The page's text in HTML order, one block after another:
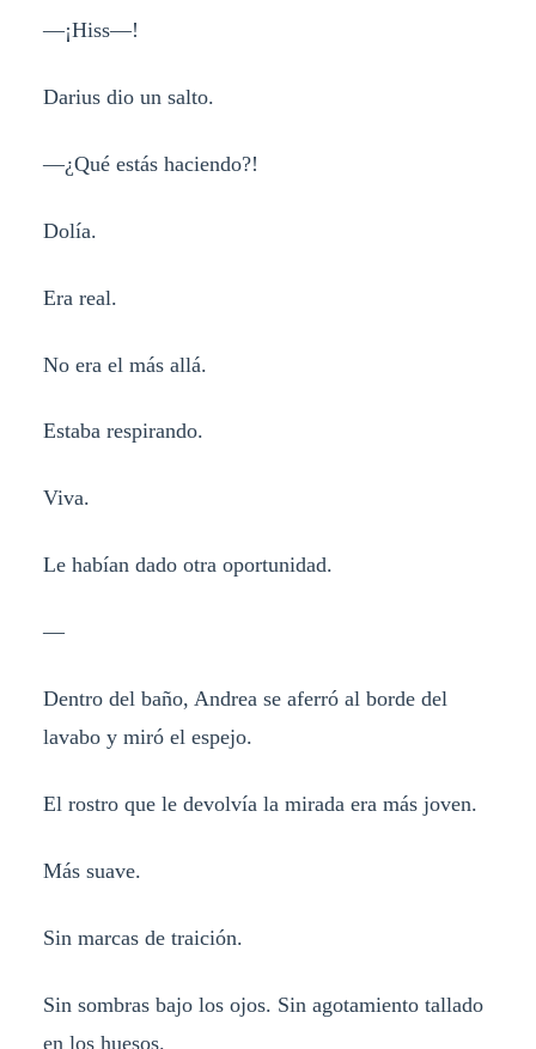
—¡Hiss—!
Darius dio un salto.
—¿Qué estás haciendo?!
Dolía.
Era real.
No era el más allá.
Estaba respirando.
Viva.
Le habían dado otra oportunidad.
—
Dentro del baño, Andrea se aferró al borde del
lavabo y miró el espejo.
El rostro que le devolvía la mirada era más joven.
Más suave.
Sin marcas de traición.
Sin sombras bajo los ojos. Sin agotamiento tallado
en los huesos.